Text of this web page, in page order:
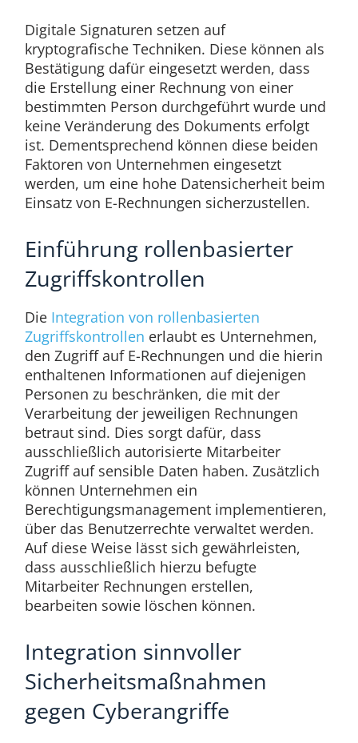
Digitale Signaturen setzen auf
kryptografische Techniken. Diese können als
Bestätigung dafür eingesetzt werden, dass
die Erstellung einer Rechnung von einer
bestimmten Person durchgeführt wurde und
keine Veränderung des Dokuments erfolgt
ist. Dementsprechend können diese beiden
Faktoren von Unternehmen eingesetzt
werden, um eine hohe Datensicherheit beim
Einsatz von E-Rechnungen sicherzustellen.
Einführung rollenbasierter
Zugriffskontrollen
Die Integration von rollenbasierten
Zugriffskontrollen erlaubt es Unternehmen,
den Zugriff auf E-Rechnungen und die hierin
enthaltenen Informationen auf diejenigen
Personen zu beschränken, die mit der
Verarbeitung der jeweiligen Rechnungen
betraut sind. Dies sorgt dafür, dass
ausschließlich autorisierte Mitarbeiter
Zugriff auf sensible Daten haben. Zusätzlich
können Unternehmen ein
Berechtigungsmanagement implementieren,
über das Benutzerrechte verwaltet werden.
Auf diese Weise lässt sich gewährleisten,
dass ausschließlich hierzu befugte
Mitarbeiter Rechnungen erstellen,
bearbeiten sowie löschen können.
Integration sinnvoller
Sicherheitsmaßnahmen
gegen Cyberangriffe